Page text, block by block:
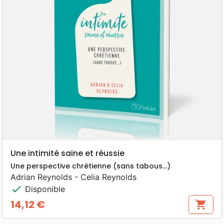
Une intimité saine et réussie
Une perspective chrétienne (sans tabous…)
Adrian Reynolds - Celia Reynolds
check Disponible
Prix
14,12 € shopping_cart